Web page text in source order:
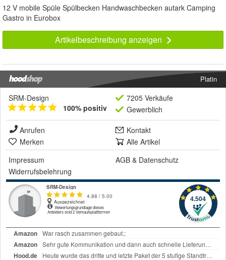
12 V mobile Spüle Spülbecken Handwaschbecken autark Camping
Gastro in Eurobox
Artikelbeschreibung anzeigen
Platin
SRM-Design
100% positiv
7205 Verkäufe
Gewerblich
Anrufen
Kontakt
Merken
Alle Artikel
Impressum
AGB & Datenschutz
Widerrufsbelehrung